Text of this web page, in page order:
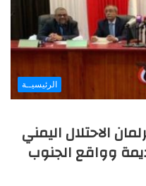
الرئيسيــة
الاحتلال اليمني
وواقع الجنوب